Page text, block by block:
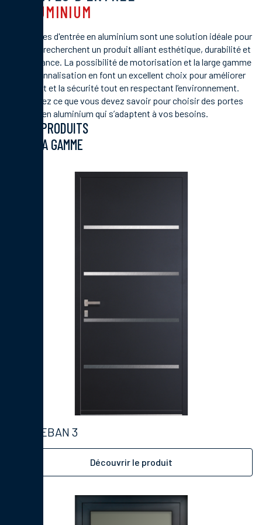
ALUMINIUM
Les portes d'entrée en aluminium sont une solution idéale pour
ceux qui recherchent un produit alliant esthétique, durabilité et
performance. La possibilité de motorisation et la large gamme
de personnalisation en font un excellent choix pour améliorer
le confort et la sécurité tout en respectant l’environnement.
Découvrez ce que vous devez savoir pour choisir des portes
d'entrée en aluminium qui s’adaptent à vos besoins.
LES PRODUITS
DE LA GAMME
ESTEBAN 3
Découvrir le produit